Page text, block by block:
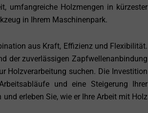
umfangreiche Holzmengen in kürzester
in Ihrem Maschinenpark.
aus Kraft, Effizienz und Flexibilität.
der zuverlässigen Zapfwellenanbindung
Holzverarbeitung suchen. Die Investition
und eine Steigerung Ihrer
erleben Sie, wie er Ihre Arbeit mit Holz